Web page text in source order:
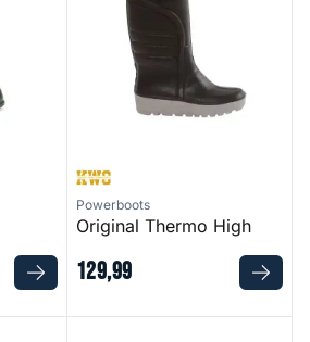
Powerboots
Original Thermo High
129,99